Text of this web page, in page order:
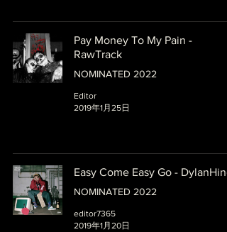
Pay Money To My Pain -
RawTrack
NOMINATED 2022
Editor
2019年1月25日
Easy Come Easy Go - DylanHing
NOMINATED 2022
editor7365
2019年1月20日